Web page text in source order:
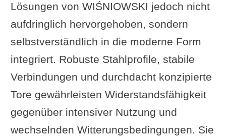
Lösungen von WIŚNIOWSKI jedoch nicht
aufdringlich hervorgehoben, sondern
selbstverständlich in die moderne Form
integriert. Robuste Stahlprofile, stabile
Verbindungen und durchdacht konzipierte
Tore gewährleisten Widerstandsfähigkeit
gegenüber intensiver Nutzung und
wechselnden Witterungsbedingungen. Sie